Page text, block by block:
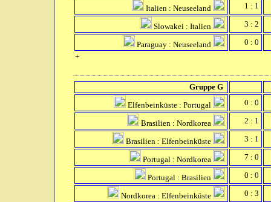
Italien : Neuseeland 1 : 1
Slowakei : Italien 3 : 2
Paraguay : Neuseeland
0 : 0
+
Gruppe G
Elfenbeinküste : Portugal
0 : 0
Brasilien : Nordkorea 2 : 1
Brasilien : Elfenbeinküste 3 : 1
Portugal : Nordkorea 7 : 0
Portugal : Brasilien 0 : 0
Nordkorea : Elfenbeinküste
0 : 3